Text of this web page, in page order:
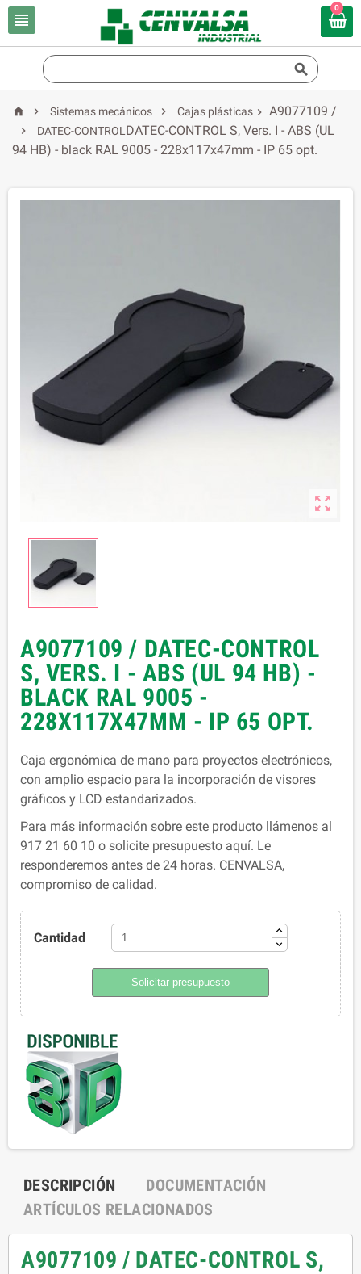

0

  Sistemas mecánicos 
Cajas plásticas

DATEC-CONTROL
 A9077109 /
DATEC-CONTROL S, Vers. I - ABS (UL
94 HB) - black RAL 9005 - 228x117x47mm - IP 65 opt.

A9077109 / DATEC-CONTROL
S, VERS. I - ABS (UL 94 HB) -
BLACK RAL 9005 -
228X117X47MM - IP 65 OPT.
Caja ergonómica de mano para proyectos electrónicos,
con amplio espacio para la incorporación de visores
gráficos y LCD estandarizados.
Para más información sobre este producto llámenos al
917 21 60 10 o solicite presupuesto aquí. Le
responderemos antes de 24 horas. CENVALSA,
compromiso de calidad.
Cantidad
Solicitar presupuesto
DESCRIPCIÓN
DOCUMENTACIÓN
ARTÍCULOS RELACIONADOS
A9077109 / DATEC-CONTROL S,